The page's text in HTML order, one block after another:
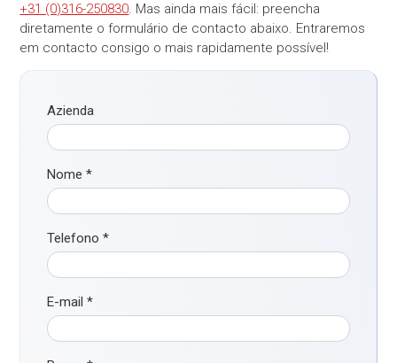
+31 (0)316-250830. Mas ainda mais fácil: preencha
diretamente o formulário de contacto abaixo. Entraremos
em contacto consigo o mais rapidamente possível!
Azienda
Nome*
Telefono*
E-mail*